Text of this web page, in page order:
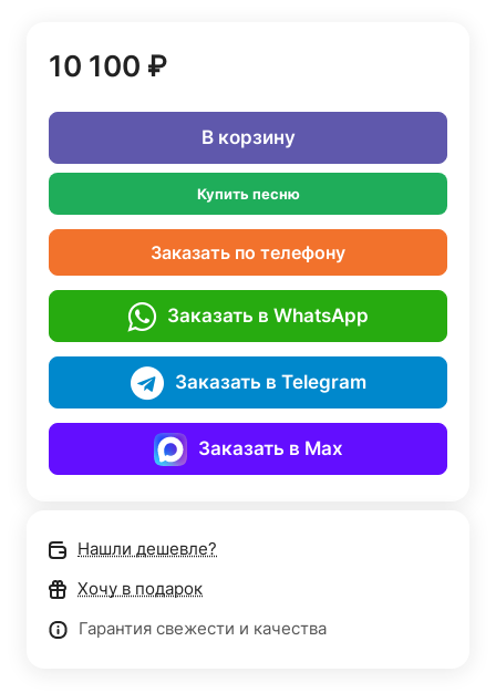
10 100 ₽
В корзину
Купить песню
Заказать по телефону
Заказать в WhatsApp
Заказать в Telegram
Заказать в Max
Нашли дешевле?
Хочу в подарок
Гарантия свежести и качества